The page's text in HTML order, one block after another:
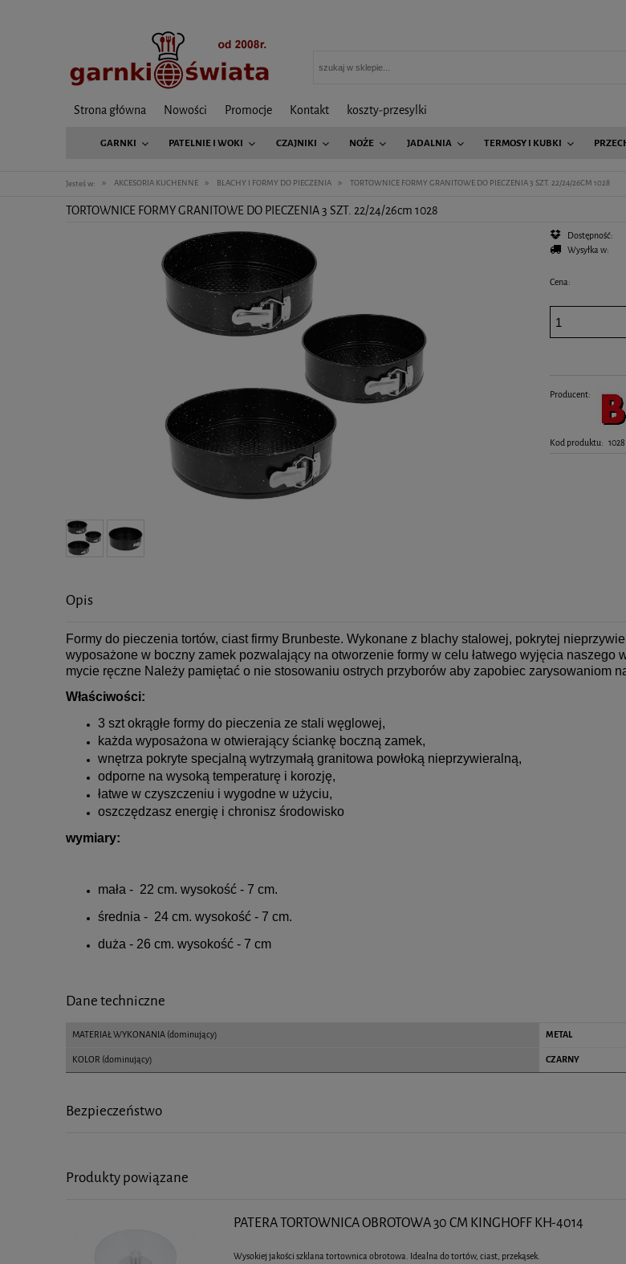
Strona główna Nowości Promocje Kontakt koszty-przesylki
GARNKI PATELNIE I WOKI CZAJNIKI NOŻE JADALNIA TERMOSY I KUBKI
Jesteś w: » AKCESORIA KUCHENNE » BLACHY I FORMY DO PIECZENIA » TORTOWNICE FORMY GRANITOWE DO PIECZENIA 3 SZT. 22/24/26CM 1028
TORTOWNICE FORMY GRANITOWE DO PIECZENIA 3 SZT. 22/24/26cm 1028
Dostępność:
Wysyłka w:
Cena:
Producent:
Kod produktu: 1028
Opis
Formy do pieczenia tortów, ciast firmy Brunbeste. Wykonane z blachy stalowej, pokrytej
wyposażone w boczny zamek pozwalający na otworzenie formy w celu łatwego wyjęcia
mycie ręczne Należy pamiętać o nie stosowaniu ostrych przyborów aby zapobiec zarysowaniom
Właściwości:
3 szt okrągłe formy do pieczenia ze stali węglowej,
każda wyposażona w otwierający ściankę boczną zamek,
wnętrza pokryte specjalną wytrzymałą granitowa powłoką nieprzywieralną,
odporne na wysoką temperaturę i korozję,
łatwe w czyszczeniu i wygodne w użyciu,
oszczędzasz energię i chronisz środowisko
wymiary:
mała - 22 cm. wysokość - 7 cm.
średnia - 24 cm. wysokość - 7 cm.
duża - 26 cm. wysokość - 7 cm
Dane techniczne
MATERIAŁ WYKONANIA (dominujący) METAL
KOLOR (dominujący) CZARNY
Bezpieczeństwo
Produkty powiązane
PATERA TORTOWNICA OBROTOWA 30 CM KINGHOFF KH-4014
Wysokiej jakości szklana tortownica obrotowa. Idealna do tortów, ciast, przekąsek.